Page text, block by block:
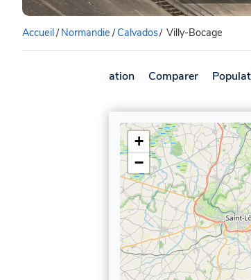
Accueil/ Normandie/Calvados/ Villy-Bocage
Présentation Comparer
+
−